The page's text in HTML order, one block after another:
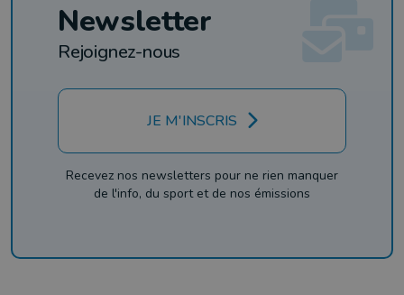
Newsletter
Rejoignez-nous
JE M'INSCRIS
Recevez nos newsletters pour ne rien manquer
de l'info, du sport et de nos émissions